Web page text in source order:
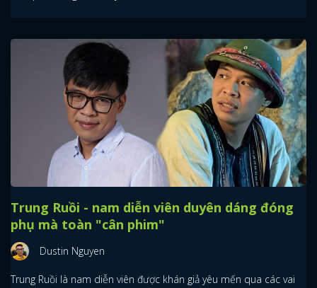
Trung Ruồi - nam diễn viên duyên dáng đóng
phụ mà toàn "cân phim"
Dustin Nguyen
Trung Ruồi là nam diễn viên được khán giả yêu mến qua các vai